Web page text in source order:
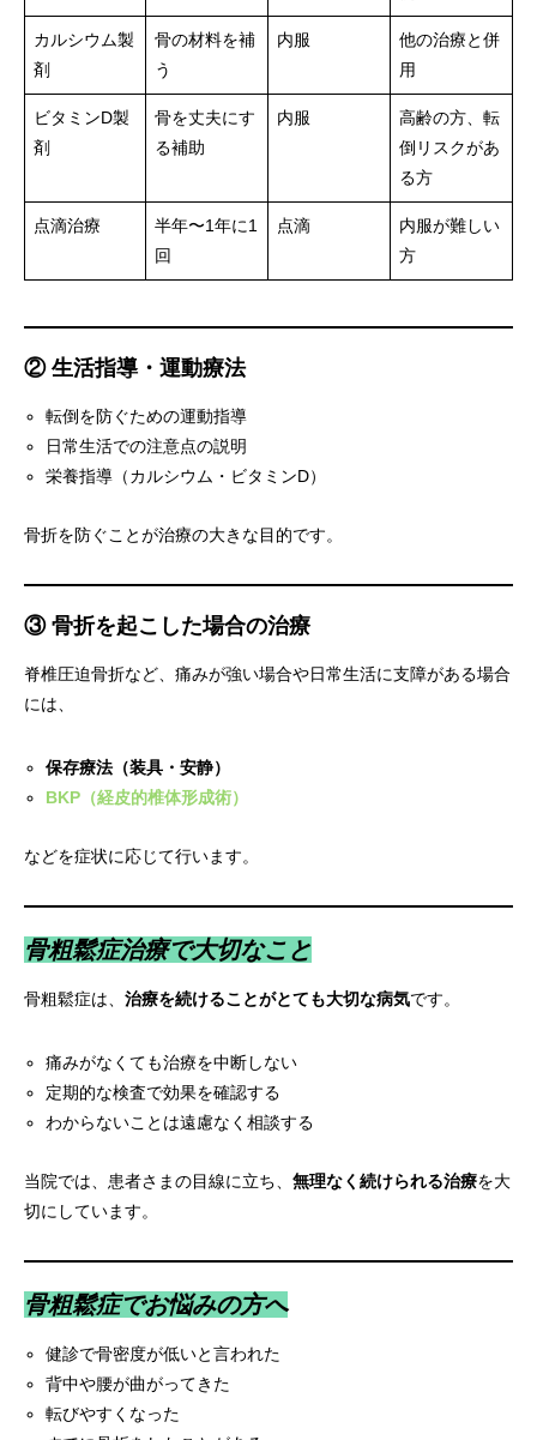
カルシウム製
剤
骨の材料を補
う
内服
他の治療と併
用
ビタミンD製
剤
骨を丈夫にす
る補助
内服
高齢の方、転
倒リスクがあ
る方
点滴治療
半年〜1年に1
回
点滴
内服が難しい
方
② 生活指導・運動療法
転倒を防ぐための運動指導
日常生活での注意点の説明
栄養指導（カルシウム・ビタミンD）
骨折を防ぐことが治療の大きな目的です。
③ 骨折を起こした場合の治療
脊椎圧迫骨折など、痛みが強い場合や日常生活に支障がある場合
には、
保存療法（装具・安静）
BKP（経皮的椎体形成術）
などを症状に応じて行います。
骨粗鬆症治療で大切なこと
骨粗鬆症は、 治療を続けることがとても大切な病気です。
痛みがなくても治療を中断しない
定期的な検査で効果を確認する
わからないことは遠慮なく相談する
当院では、患者さまの目線に立ち、 無理なく続けられる治療を大
切にしています。
骨粗鬆症でお悩みの方へ
健診で骨密度が低いと言われた
背中や腰が曲がってきた
転びやすくなった